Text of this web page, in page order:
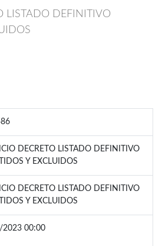
LISTADO DEFINITIVO
DECRETO LISTADO DEFINITIVO
Y EXCLUIDOS
DECRETO LISTADO DEFINITIVO
Y EXCLUIDOS
00:00